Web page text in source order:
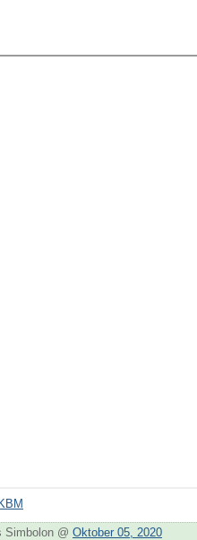
Simbolon @ Oktober 05, 2020